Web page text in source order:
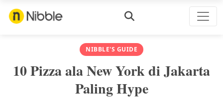
NIBBLE'S GUIDE
10 Pizza ala New York di Jakarta
Paling Hype